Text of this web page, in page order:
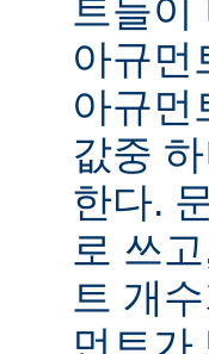
트들이
아규먼
아규먼
값중
한다.
로 쓰
트 개
먼트가